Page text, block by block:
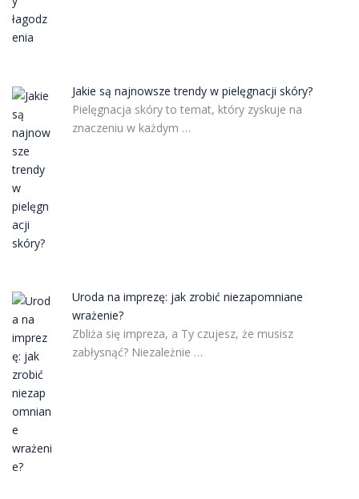
Jakie są najnowsze trendy w pielęgnacji skóry?
Pielęgnacja skóry to temat, który zyskuje na
znaczeniu w każdym …
Uroda na imprezę: jak zrobić niezapomniane
wrażenie?
Zbliża się impreza, a Ty czujesz, że musisz
zabłysnąć? Niezależnie …